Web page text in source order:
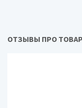
ОТЗЫВЫ ПРО